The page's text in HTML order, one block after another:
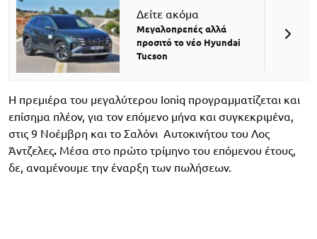
Δείτε ακόμα
Μεγαλοπρεπές αλλά
προσιτό το νέο Hyundai
Tucson
Η πρεμιέρα του μεγαλύτερου Ioniq προγραμματίζεται και
επίσημα πλέον, για τον επόμενο μήνα και συγκεκριμένα,
στις 9 Νοέμβρη και το Σαλόνι Αυτοκινήτου του Λος
Άντζελες. Μέσα στο πρώτο τρίμηνο του επόμενου έτους,
δε, αναμένουμε την έναρξη των πωλήσεων.